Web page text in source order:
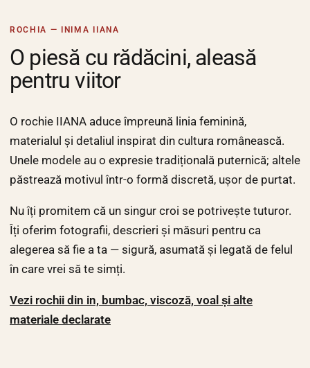
ROCHIA — INIMA IIANA
O piesă cu rădăcini, aleasă
pentru viitor
O rochie IIANA aduce împreună linia feminină,
materialul și detaliul inspirat din cultura românească.
Unele modele au o expresie tradițională puternică; altele
păstrează motivul într-o formă discretă, ușor de purtat.
Nu îți promitem că un singur croi se potrivește tuturor.
Îți oferim fotografii, descrieri și măsuri pentru ca
alegerea să fie a ta — sigură, asumată și legată de felul
în care vrei să te simți.
Vezi rochii din in, bumbac, viscoză, voal și alte
materiale declarate